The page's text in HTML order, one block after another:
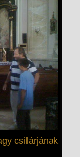
csillárjának